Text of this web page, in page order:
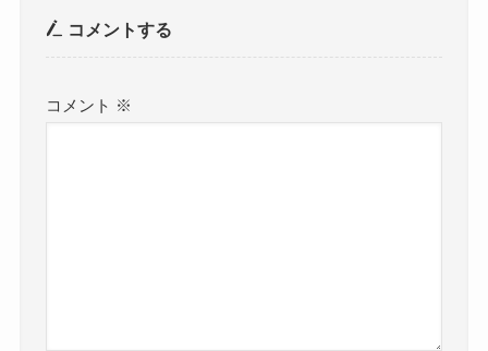
コメントする
コメント ※